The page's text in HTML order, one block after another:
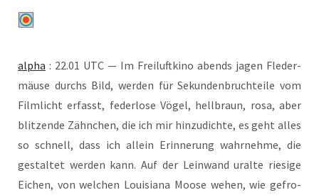
alpha : 22.01 UTC — Im Frei­luft­ki­no abends jagen Fle­der­
mäu­se durchs Bild, wer­den für Sekun­den­bruch­tei­le vom
Film­licht erfasst, feder­lo­se Vögel, hell­braun, rosa, aber
blit­zen­de Zähn­chen, die ich mir hin­zu­dich­te, es geht alles
so schnell, dass ich allein Erin­ne­rung wahr­neh­me, die
gestal­tet wer­den kann. Auf der Lein­wand uralte rie­si­ge
Eichen, von wel­chen Loui­sia­na Moo­se wehen, wie gefro­